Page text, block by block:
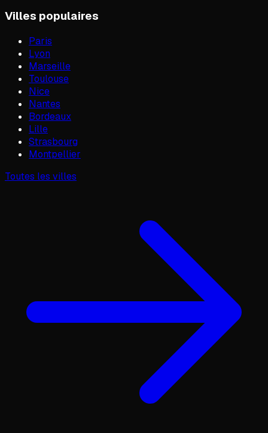
Villes populaires
Paris
Lyon
Marseille
Toulouse
Nice
Nantes
Bordeaux
Lille
Strasbourg
Montpellier
Toutes les villes